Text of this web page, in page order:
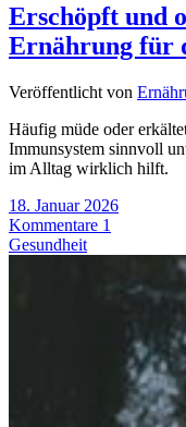
Erschöpft und
Ernährung für
Veröffentlicht von
Häufig müde oder
Immunsystem sinnvoll
im Alltag wirklich hilft.
18. Januar 2026
Kommentare 1
Gesundheit